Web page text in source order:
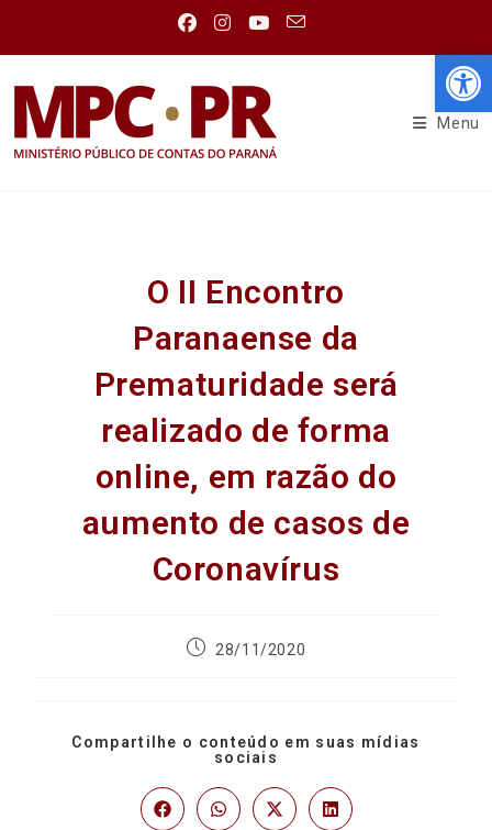
Menu
O II Encontro
Paranaense da
Prematuridade será
realizado de forma
online, em razão do
aumento de casos de
Coronavírus
28/11/2020
Compartilhe o conteúdo em suas mídias
sociais